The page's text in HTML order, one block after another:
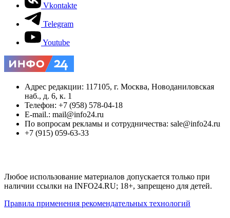
Vkontakte
Telegram
Youtube
Адрес редакции: 117105, г. Москва, Новоданиловская
наб., д. 6, к. 1
Телефон: +7 (958) 578-04-18
E-mail.: mail@info24.ru
По вопросам рекламы и сотрудничества: sale@info24.ru
+7 (915) 059-63-33
Любое использование материалов допускается только при
наличии ссылки на INFO24.RU; 18+, запрещено для детей.
Правила применения рекомендательных технологий